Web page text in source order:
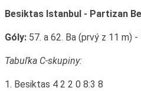
Besiktas Istanbul - Partizan
Góly:57. a 62. Ba (prvý z 11 m) -
Tabuľka C-skupiny:
1. Besiktas 4 2 2 0 8:3 8